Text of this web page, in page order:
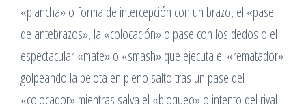
«plancha» o forma de intercepción con un brazo, el «pase
de antebrazos», la «colocación» o pase con los dedos o el
espectacular «mate» o «smash» que ejecuta el «rematador»
golpeando la pelota en pleno salto tras un pase del
«colocador» mientras salva el «bloqueo» o intento del rival